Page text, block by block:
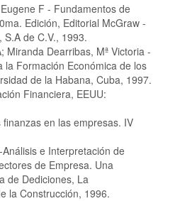
F - Fundamentos de
Edición, Editorial McGraw -
de C.V., 1993.
Miranda Dearribas, Mª Victoria -
la Formación Económica de los
de la Habana, Cuba, 1997.
Financiera, EEUU:
en las empresas. IV
e Interpretación de
de Empresa. Una
de Dediciones, La
la Construcción, 1996.